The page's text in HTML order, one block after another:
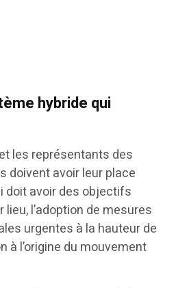
hybride qui
les représentants des
doivent avoir leur place
doit avoir des objectifs
l’adoption de mesures
urgentes à la hauteur de
à l’origine du mouvement